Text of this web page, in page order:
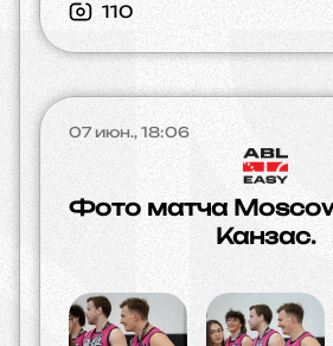
110
07 июн., 18:06
Фото матча
Канзас.